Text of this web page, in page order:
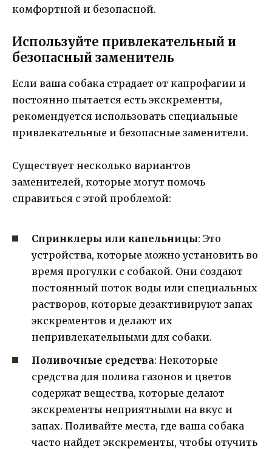
комфортной и безопасной.
Используйте привлекательный и
безопасный заменитель
Если ваша собака страдает от капрофагии и
постоянно пытается есть экскременты,
рекомендуется использовать специальные
привлекательные и безопасные заменители.
Существует несколько вариантов
заменителей, которые могут помочь
справиться с этой проблемой:
Спринклеры или капельницы: Это
устройства, которые можно установить во
время прогулки с собакой. Они создают
постоянный поток воды или специальных
растворов, которые дезактивируют запах
экскрементов и делают их
непривлекательными для собаки.
Поливочные средства: Некоторые
средства для полива газонов и цветов
содержат вещества, которые делают
экскременты неприятными на вкус и
запах. Поливайте места, где ваша собака
часто найдет экскременты, чтобы отучить